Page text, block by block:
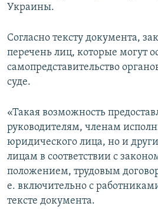
КРЫМ.НЕПОКОРЕННЫЙ
УКРАИНСКАЯ ПРОБЛЕМА КРЫМА
Все сайты RFE/RL
Украины.
Согласно тексту документа,
перечень лиц, которые могут
самопредставительство
суде.
«Такая возможность
руководителям, членам
юридического лица, но и
лицам в соответствии с
положением, трудовым
е. включительно с
тексте документа.